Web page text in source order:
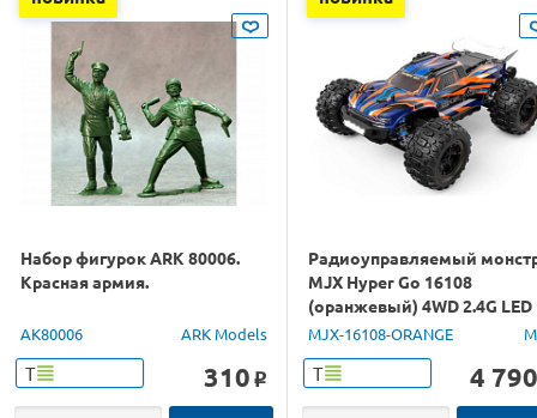
Набор фигурок ARK 80006.
Красная армия.
AK80006 ARK Models
Т 310 o
Радиоуправляемый
MJX Hyper Go 16108
(оранжевый) 4WD 2.4G LED
1/16 RTR
MJX-16108-ORANGE
Т 4 790